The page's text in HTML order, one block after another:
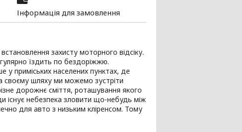
Інформація для замовлення
захисту моторного відсіку.
їздить по бездоріжжю.
у приміських населених пунктах, де
шляху ми можемо зустріти
дорожнє сміття, роташування якого
існує небезпека зловити що-небудь між
для авто з низьким кліренсом. Тому